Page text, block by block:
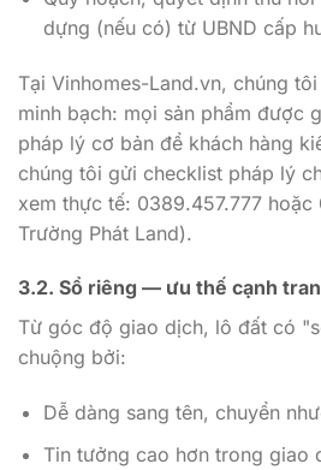
dựng (nếu có) từ UBND cấp
Tại Vinhomes-Land.vn, chúng
minh bạch: mọi sản phẩm được
pháp lý cơ bản để khách hàng
chúng tôi gửi checklist pháp lý
xem thực tế: 0389.457.777 hoặc
Trường Phát Land).
3.2. Sổ riêng — ưu thế cạnh
Từ góc độ giao dịch, lô đất có
chuộng bởi:
Dễ dàng sang tên, chuyển
Tin tưởng cao hơn trong giao